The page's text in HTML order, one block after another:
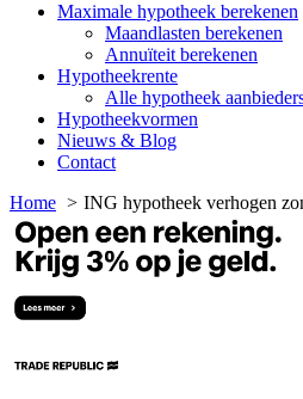
Maximale hypotheek berekenen
Maandlasten berekenen
Annuïteit berekenen
Hypotheekrente
Alle hypotheek
Hypotheekvormen
Nieuws & Blog
Contact
Home
ING hypotheek verhogen